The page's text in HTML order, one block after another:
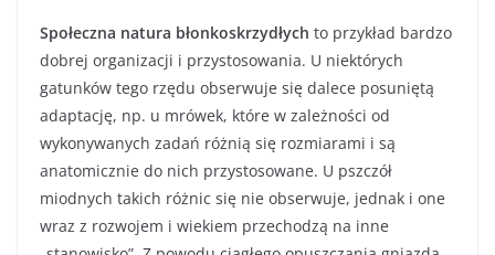
Społeczna natura błonkoskrzydłych to przykład bardzo
dobrej organizacji i przystosowania. U niektórych
gatunków tego rzędu obserwuje się dalece posuniętą
adaptację, np. u mrówek, które w zależności od
wykonywanych zadań różnią się rozmiarami i są
anatomicznie do nich przystosowane. U pszczół
miodnych takich różnic się nie obserwuje, jednak i one
wraz z rozwojem i wiekiem przechodzą na inne